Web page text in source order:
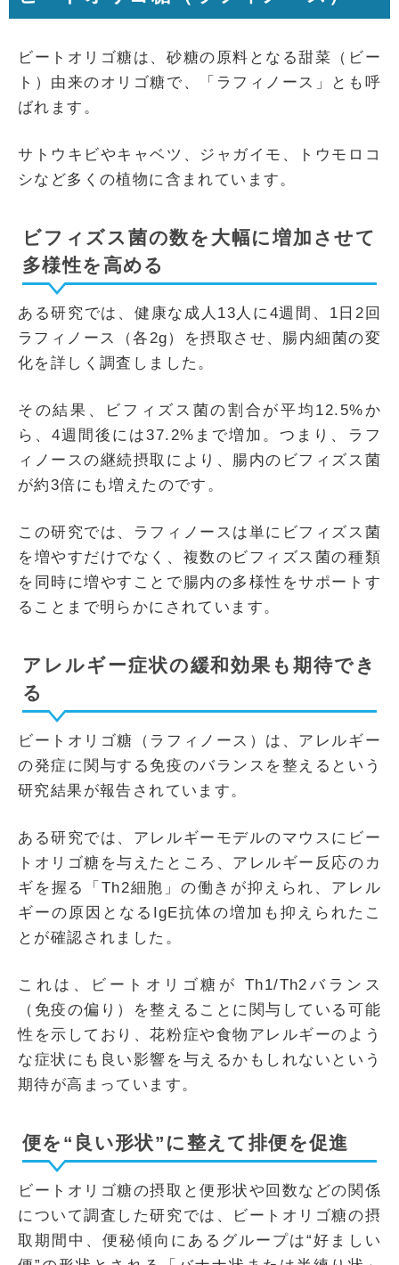
ビートオリゴ糖は、砂糖の原料となる甜菜（ビー
ト）由来のオリゴ糖で、「ラフィノース」とも呼
ばれます。
サトウキビやキャベツ、ジャガイモ、トウモロコ
シなど多くの植物に含まれています。
ビフィズス菌の数を大幅に増加させて
多様性を高める
ある研究では、健康な成人13人に4週間、1日2回
ラフィノース（各2g）を摂取させ、腸内細菌の変
化を詳しく調査しました。
その結果、ビフィズス菌の割合が平均12.5%か
ら、4週間後には37.2%まで増加。つまり、ラフ
ィノースの継続摂取により、腸内のビフィズス菌
が約3倍にも増えたのです。
この研究では、ラフィノースは単にビフィズス菌
を増やすだけでなく、複数のビフィズス菌の種類
を同時に増やすことで腸内の多様性をサポートす
ることまで明らかにされています。
アレルギー症状の緩和効果も期待でき
る
ビートオリゴ糖（ラフィノース）は、アレルギー
の発症に関与する免疫のバランスを整えるという
研究結果が報告されています。
ある研究では、アレルギーモデルのマウスにビー
トオリゴ糖を与えたところ、アレルギー反応のカ
ギを握る「Th2細胞」の働きが抑えられ、アレル
ギーの原因となるIgE抗体の増加も抑えられたこ
とが確認されました。
これは、ビートオリゴ糖が Th1/Th2バランス
（免疫の偏り）を整えることに関与している可能
性を示しており、花粉症や食物アレルギーのよう
な症状にも良い影響を与えるかもしれないという
期待が高まっています。
便を“良い形状”に整えて排便を促進
ビートオリゴ糖の摂取と便形状や回数などの関係
について調査した研究では、ビートオリゴ糖の摂
取期間中、便秘傾向にあるグループは“好ましい